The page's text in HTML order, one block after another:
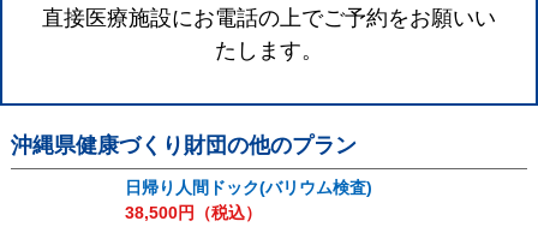
直接医療施設にお電話の上でご予約をお願いい
たします。
沖縄県健康づくり財団の他のプラン
日帰り人間ドック(バリウム検査)
38,500円（税込）